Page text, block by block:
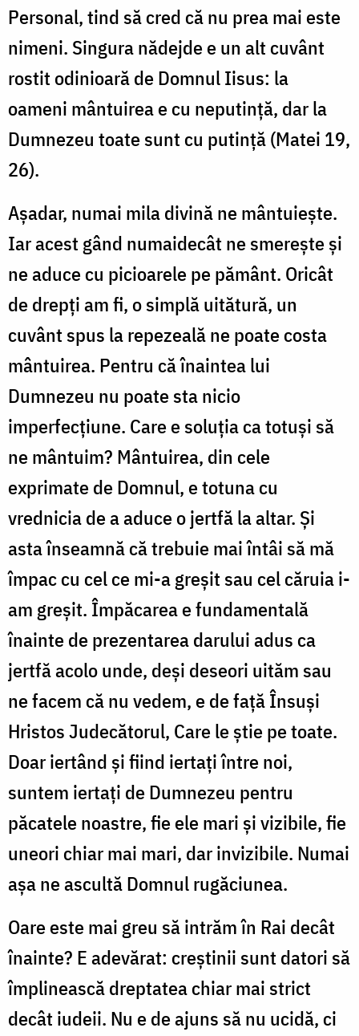
Personal, tind să cred că nu prea mai este
nimeni. Singura nădejde e un alt cuvânt
rostit odinioară de Domnul Iisus: la
oameni mântuirea e cu neputință, dar la
Dumnezeu toate sunt cu putință (Matei 19,
26).
Așadar, numai mila divină ne mântuiește.
Iar acest gând numaidecât ne smerește și
ne aduce cu picioarele pe pământ. Oricât
de drepți am fi, o simplă uitătură, un
cuvânt spus la repezeală ne poate costa
mântuirea. Pentru că înaintea lui
Dumnezeu nu poate sta nicio
imperfecțiune. Care e soluția ca totuși să
ne mântuim? Mântuirea, din cele
exprimate de Domnul, e totuna cu
vrednicia de a aduce o jertfă la altar. Și
asta înseamnă că trebuie mai întâi să mă
împac cu cel ce mi-a greșit sau cel căruia i-
am greșit. Împăcarea e fundamentală
înainte de prezentarea darului adus ca
jertfă acolo unde, deși deseori uităm sau
ne facem că nu vedem, e de față Însuși
Hristos Judecătorul, Care le știe pe toate.
Doar iertând și fiind iertați între noi,
suntem iertați de Dumnezeu pentru
păcatele noastre, fie ele mari și vizibile, fie
uneori chiar mai mari, dar invizibile. Numai
așa ne ascultă Domnul rugăciunea.
Oare este mai greu să intrăm în Rai decât
înainte? E adevărat: creștinii sunt datori să
împlinească dreptatea chiar mai strict
decât iudeii. Nu e de ajuns să nu ucidă, ci